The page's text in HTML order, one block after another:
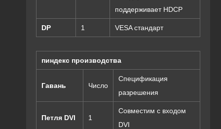
поддерживает HDCP
DP 1 VESA стандарт
пиндекс производства
Гавань Число
Спецификация
разрешения
Петля DVI 1
Совместим с входом
DVI